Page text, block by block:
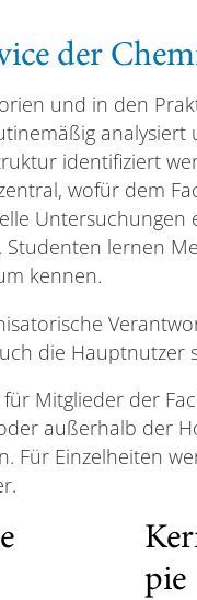
der
und in den
analysiert
identifiziert
wofür dem
Studenten lernen
kennen.
die Hauptnutzer
Mitglieder der
außerhalb der
Für Einzelheiten
pie